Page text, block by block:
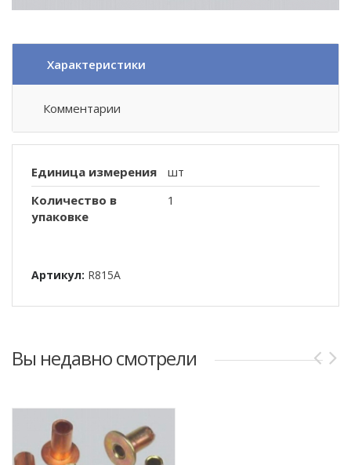
Характеристики
Комментарии
Единица измерения
шт
Количество в
упаковке
1
Артикул: R815A
Вы недавно смотрели